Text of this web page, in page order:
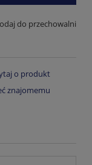
do przechowalni
o produkt
znajomemu